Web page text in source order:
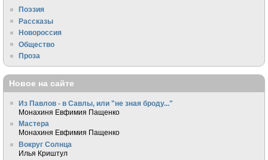
Поэзия
Рассказы
Новороссия
Общество
Проза
Новое на сайте
Из Павлов - в Савлы, или "не зная броду..."
Монахиня Евфимия Пащенко
Мастера
Монахиня Евфимия Пащенко
Вокруг Солнца
Илья Криштул